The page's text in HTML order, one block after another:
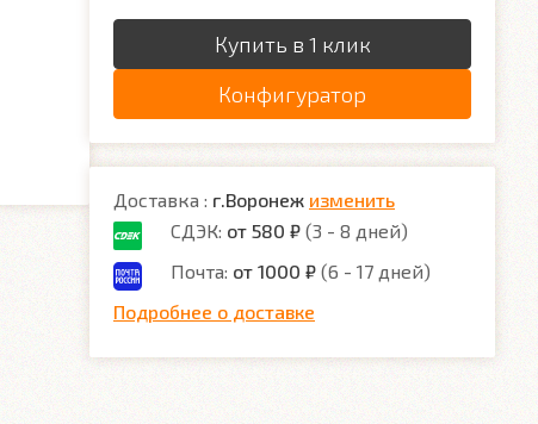
Купить в 1 клик
Конфигуратор
Доставка : г.Воронеж изменить
СДЭК: от 580 ₽ (3 - 8 дней)
Почта: от 1000 ₽ (6 - 17 дней)
Подробнее о доставке